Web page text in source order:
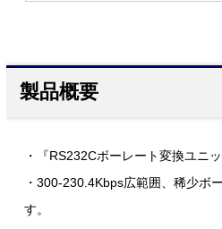
製品概要
・『RS232Cボーレート変換ユニ
・300-230.4Kbps広範囲、稀少ボ
す。